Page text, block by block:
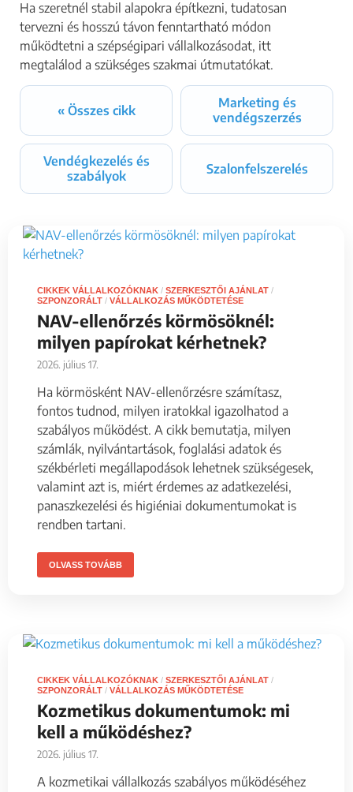
Ha szeretnél stabil alapokra építkezni, tudatosan
tervezni és hosszú távon fenntartható módon
működtetni a szépségipari vállalkozásodat, itt
megtalálod a szükséges szakmai útmutatókat.
« Összes cikk
Marketing és
vendégszerzés
Vendégkezelés és
szabályok
Szalonfelszerelés
CIKKEK VÁLLALKOZÓKNAK / SZERKESZTŐI AJÁNLAT /
SZPONZORÁLT / VÁLLALKOZÁS MŰKÖDTETÉSE
NAV-ellenőrzés körmösöknél:
milyen papírokat kérhetnek?
2026. július 17.
Ha körmösként NAV-ellenőrzésre számítasz,
fontos tudnod, milyen iratokkal igazolhatod a
szabályos működést. A cikk bemutatja, milyen
számlák, nyilvántartások, foglalási adatok és
székbérleti megállapodások lehetnek szükségesek,
valamint azt is, miért érdemes az adatkezelési,
panaszkezelési és higiéniai dokumentumokat is
rendben tartani.
OLVASS TOVÁBB
CIKKEK VÁLLALKOZÓKNAK / SZERKESZTŐI AJÁNLAT /
SZPONZORÁLT / VÁLLALKOZÁS MŰKÖDTETÉSE
Kozmetikus dokumentumok: mi
kell a működéshez?
2026. július 17.
A kozmetikai vállalkozás szabályos működéséhez